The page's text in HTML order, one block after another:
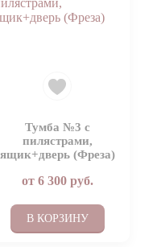
Тумба №3 с
пилястрами,
ящик+дверь (Фреза)
от 6 300руб.
В КОРЗИНУ